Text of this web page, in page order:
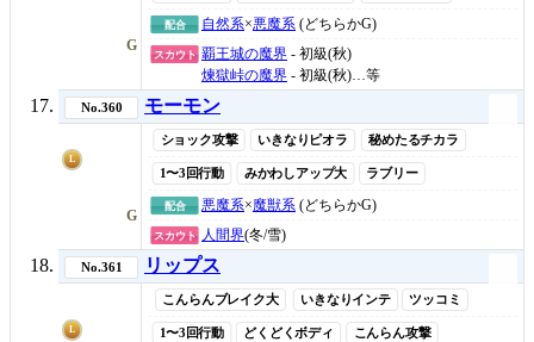
G
配合 自然系×悪魔系 (どちらかG)
スカウト 覇王城の魔界 - 初級(秋)
煉獄峠の魔界 - 初級(秋)…等
No.360 モーモン
L
G
ショック攻撃 いきなりピオラ 秘めたるチカラ
1〜3回行動 みかわしアップ大 ラブリー
配合 悪魔系×魔獣系 (どちらかG)
スカウト 人間界(冬/雪)
No.361 リップス
L
こんらんブレイク大 いきなりインテ ツッコミ
1〜3回行動 どくどくボディ こんらん攻撃